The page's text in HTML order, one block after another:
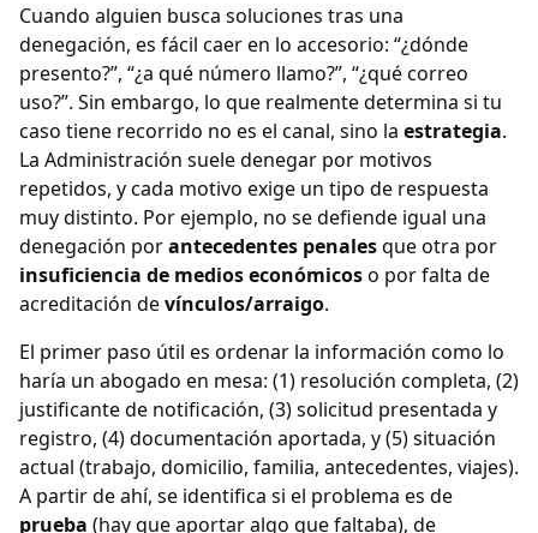
Cuando alguien busca soluciones tras una
denegación, es fácil caer en lo accesorio: “¿dónde
presento?”, “¿a qué número llamo?”, “¿qué correo
uso?”. Sin embargo, lo que realmente determina si tu
caso tiene recorrido no es el canal, sino la estrategia.
La Administración suele denegar por motivos
repetidos, y cada motivo exige un tipo de respuesta
muy distinto. Por ejemplo, no se defiende igual una
denegación porantecedentes penalesque otra por
insuficiencia de medios económicoso por falta de
acreditación devínculos/arraigo.
El primer paso útil es ordenar la información como lo
haría un abogado en mesa: (1) resolución completa, (2)
justificante de notificación, (3) solicitud presentada y
registro, (4) documentación aportada, y (5) situación
actual (trabajo, domicilio, familia, antecedentes, viajes).
A partir de ahí, se identifica si el problema es de
prueba (hay que aportar algo que faltaba), de